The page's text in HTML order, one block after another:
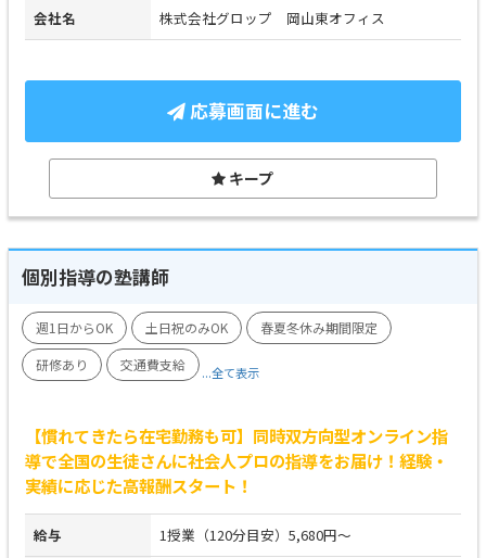
会社名 株式会社グロップ 岡山東オフィス
応募画面に進む
キープ
個別指導の塾講師
週1日からOK 土日祝のみOK
春夏冬休み期間限定
研修あり
交通費支給 ...全て表示
【慣れてきたら在宅勤務も可】同時双方向型オンライン指
導で全国の生徒さんに社会人プロの指導をお届け！経験・
実績に応じた高報酬スタート！
給与 1授業（120分目安）5,680円～